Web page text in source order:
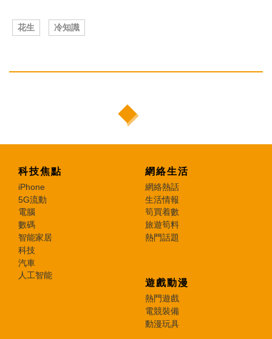
花生 冷知識
科技焦點
iPhone
5G流動
電腦
數碼
智能家居
科技
汽車
人工智能
網絡生活
網絡熱話
生活情報
筍買着數
旅遊筍料
熱門話題
遊戲動漫
熱門遊戲
電競裝備
動漫玩具